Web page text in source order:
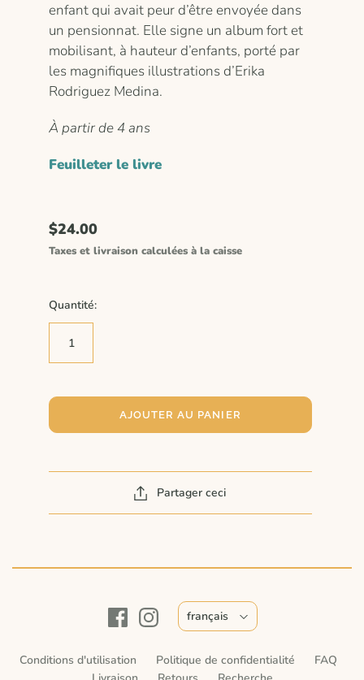
enfant qui avait peur d’être envoyée dans
un pensionnat. Elle signe un album fort et
mobilisant, à hauteur d’enfants, porté par
les magnifiques illustrations d’Erika
Rodriguez Medina.
À partir de 4 ans
Feuilleter le livre
$24.00
Taxes et livraison calculées à la caisse
Quantité:
AJOUTER AU PANIER
Partager ceci
Conditions d'utilisation Politique de confidentialité
FAQ
français